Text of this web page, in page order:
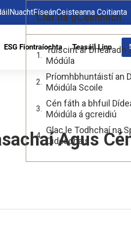
NuachtFíseánCeisteanna Coitianta
ESG Fiontraíochta Teasáil Linn
Agus
Clár na gCeannach
Tuiscint ar Dhearadh
Módúla
Príomhbhuntáistí an
Móidúla Scoile
Cén fáth a bhfuil
Móidúla á gcreidiú
Glac le Todhchaí na
Oideachais